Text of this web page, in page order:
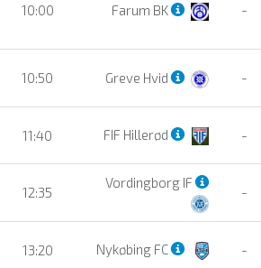
10:00 Farum BK -
10:50 Greve Hvid -
11:40 FIF Hillerød -
12:35
Vordingborg IF
-
13:20 Nykøbing FC -